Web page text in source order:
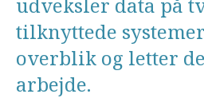
tilknyttede
overblik og letter
arbejde.